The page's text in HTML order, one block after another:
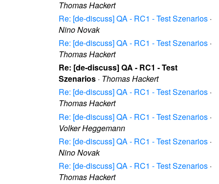
Thomas Hackert
Re: [de-discuss] QA - RC1 - Test Szenarios ·
Nino Novak
Re: [de-discuss] QA - RC1 - Test Szenarios ·
Thomas Hackert
Re: [de-discuss] QA - RC1 - Test
Szenarios · Thomas Hackert
Re: [de-discuss] QA - RC1 - Test Szenarios ·
Thomas Hackert
Re: [de-discuss] QA - RC1 - Test Szenarios ·
Volker Heggemann
Re: [de-discuss] QA - RC1 - Test Szenarios ·
Nino Novak
Re: [de-discuss] QA - RC1 - Test Szenarios ·
Thomas Hackert